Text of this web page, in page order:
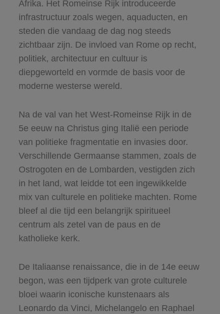
Afrika. Het Romeinse Rijk introduceerde
infrastructuur zoals wegen, aquaducten, en
steden die vandaag de dag nog steeds
zichtbaar zijn. De invloed van Rome op recht,
politiek, architectuur en cultuur is
diepgeworteld en vormde de basis voor de
moderne westerse wereld.
Na de val van het West-Romeinse Rijk in de
5e eeuw na Christus ging Italië een periode
van politieke fragmentatie en invasies door.
Verschillende Germaanse stammen, zoals de
Ostrogoten en de Lombarden, vestigden zich
in het land, wat leidde tot een ingewikkelde
mix van culturele en politieke machten. Rome
bleef al die tijd een belangrijk spiritueel
centrum als zetel van de paus en de
katholieke kerk.
De Italiaanse renaissance, die in de 14e eeuw
begon, was een tijdperk van grote culturele
bloei waarin iconische kunstenaars als
Leonardo da Vinci, Michelangelo en Raphael